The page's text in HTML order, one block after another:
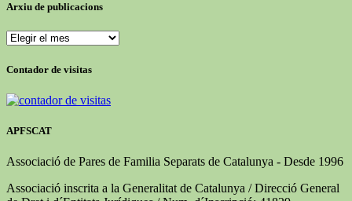
Arxiu de publicacions
Arxiu
publicacions
Contador de visitas
APFSCAT
Associació de Pares de Familia Separats de Catalunya - Desde 1996
Associació inscrita a la Generalitat de Catalunya / Direcció General